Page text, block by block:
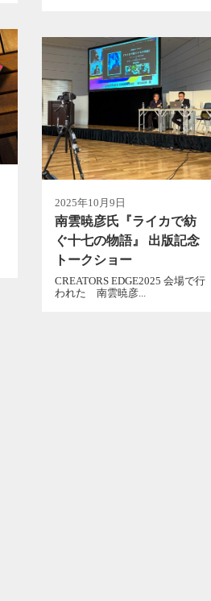
2025年10月9日
南雲暁彦氏『ライカで紡
ぐ十七の物語』 出版記念
トークショー
CREATORS EDGE2025 会場で行
われた 南雲暁彦...